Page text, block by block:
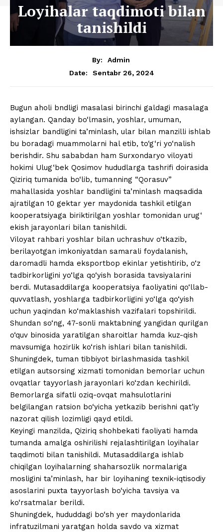
Loyihalar taqdimoti bilan
tanishildi
By:
Admin
Date:
Sentabr 26, 2024
Bugun aholi bndligi masalasi birinchi galdagi masalaga
aylangan. Qanday bo‘lmasin, yoshlar, umuman,
ishsizlar bandligini ta’minlash, ular bilan manzilli ishlab
bu boradagi muammolarni hal etib, to‘g‘ri yo‘nalish
berishdir. Shu sababdan ham Surxondaryo viloyati
hokimi Ulug‘bek Qosimov hududlarga tashrifi doirasida
Qiziriq tumanida bo‘lib, tumanning “Qorasuv”
mahallasida yoshlar bandligini ta’minlash maqsadida
ajratilgan 10 gektar yer maydonida tashkil etilgan
kooperatsiyaga biriktirilgan yoshlar tomonidan urug‘
ekish jarayonlari bilan tanishildi.
Viloyat rahbari yoshlar bilan uchrashuv o‘tkazib,
berilayotgan imkoniyatdan samarali foydalanish,
daromadli hamda eksportbop ekinlar yetishtirib, o‘z
tadbirkorligini yo‘lga qo‘yish borasida tavsiyalarini
berdi. Mutasaddilarga kooperatsiya faoliyatini qo‘llab-
quvvatlash, yoshlarga tadbirkorligini yo‘lga qo‘yish
uchun yaqindan ko‘maklashish vazifalari topshirildi.
Shundan so‘ng, 47-sonli maktabning yangidan qurilgan
o‘quv binosida yaratilgan sharoitlar hamda kuz-qish
mavsumiga hozirlik ko‘rish ishlari bilan tanishildi.
Shuningdek, tuman tibbiyot birlashmasida tashkil
etilgan autsorsing xizmati tomonidan bemorlar uchun
ovqatlar tayyorlash jarayonlari ko‘zdan kechirildi.
Bemorlarga sifatli oziq-ovqat mahsulotlarini
belgilangan ratsion bo‘yicha yetkazib berishni qat’iy
nazorat qilish lozimligi qayd etildi.
Keyingi manzilda, Qiziriq shohbekati faoliyati hamda
tumanda amalga oshirilishi rejalashtirilgan loyihalar
taqdimoti bilan tanishildi. Mutasaddilarga ishlab
chiqilgan loyihalarning shaharsozlik normalariga
mosligini ta’minlash, har bir loyihaning texnik-iqtisodiy
asoslarini puxta tayyorlash bo‘yicha tavsiya va
ko‘rsatmalar berildi.
Shuningdek, hududdagi bo‘sh yer maydonlarida
infratuzilmani yaratgan holda savdo va xizmat